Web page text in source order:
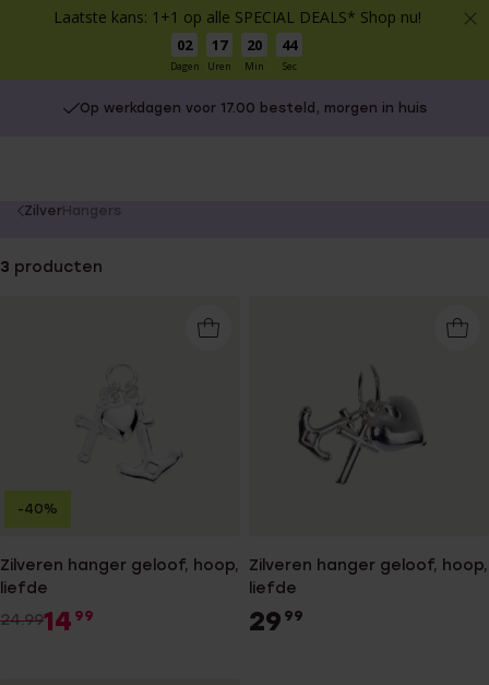
Laatste kans: 1+1 op alle SPECIAL DEALS* Shop nu!
02
Dagen
17
Uren
20
Min
44
Sec
Op werkdagen voor 17.00 besteld, morgen in huis
You
here:
ZilverHangers
3 producten
Zilveren hanger geloof, hoop,
liefde
24.9914 99
-40%
Zilveren hanger geloof, hoop,
liefde
29 99